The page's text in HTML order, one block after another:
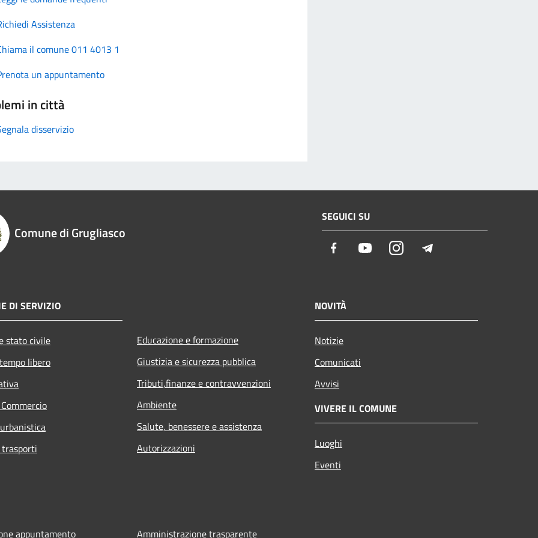
Assistenza
il comune 011 4013 1
un appuntamento
in città
disservizio
Comune di Grugliasco
SEGUICI SU
Facebook YoutubeInstagram
DI SERVIZIO
stato civile
libero
Educazione e formazione
Giustizia e sicurezza pubblica
Tributi,finanze e contravvenzioni
Ambiente
Salute, benessere e assistenza
Autorizzazioni
NOVITÀ
Notizie
Comunicati
Avvisi
VIVERE IL COMUNE
Luoghi
Eventi
appuntamento Amministrazione trasparente